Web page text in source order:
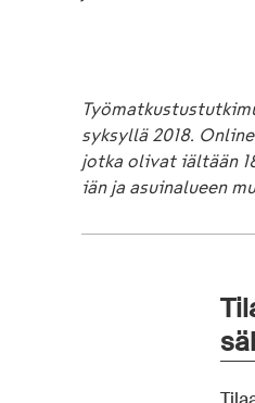
syksyllä 2018.
jotka olivat iältään
iän ja asuinalueen